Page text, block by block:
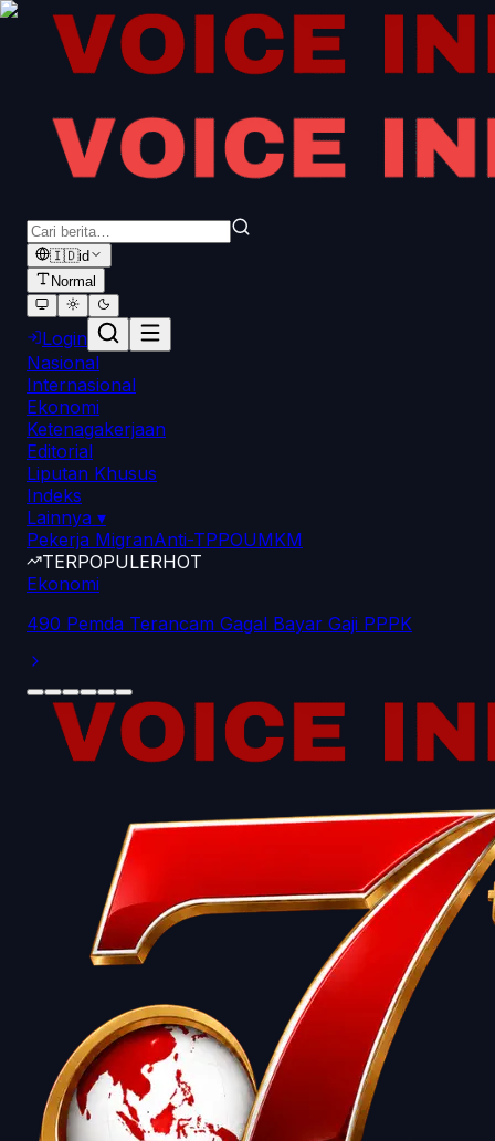
🇮🇩id
Normal
Login
Nasional
Internasional
Ekonomi
Ketenagakerjaan
Editorial
Liputan Khusus
Indeks
Lainnya ▾
Pekerja MigranAnti-TPPOUMKM
TERPOPULERHOT
Ekonomi
490 Pemda Terancam Gagal Bayar Gaji PPPK